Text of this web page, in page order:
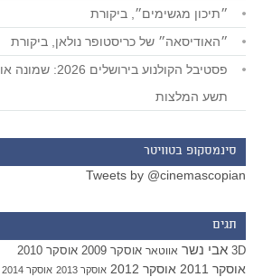
״תיכון מגשימים״, ביקורת
״האודיסאה״ של כריסטופר נולאן, ביקורת
פסטיבל הקולנוע בירושלים 2026: שמונה או
תשע המלצות
סינמסקופ בטוויטר
Tweets by @cinemascopian
תגים
3D אבי נשר אווטאר אוסקר 2009 אוסקר 2010
אוסקר 2011 אוסקר 2012 אוסקר 2013 אוסקר 2014